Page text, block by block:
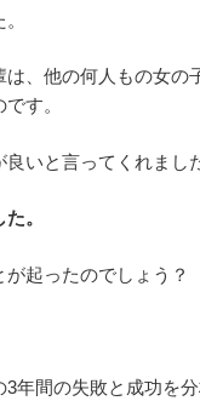
は、他の何人もの女の
す。
いと言ってくれまし
。
起ったのでしょう？
年間の失敗と成功を分